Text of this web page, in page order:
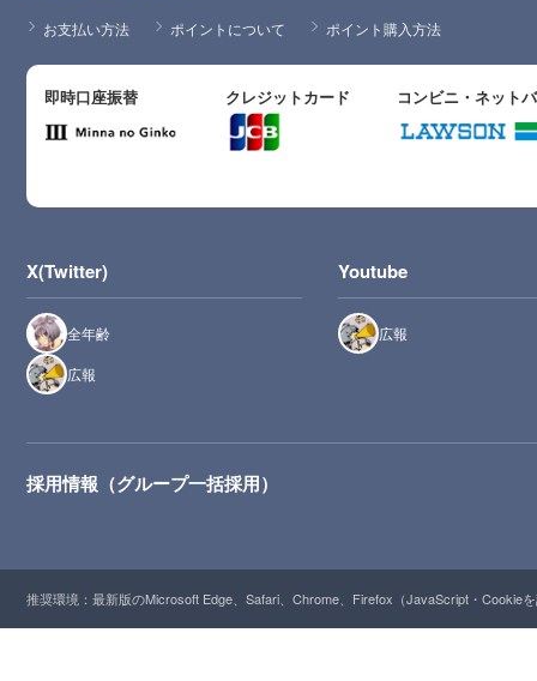
お支払い方法 ポイントについて ポイント購入方法
即時口座振替 クレジットカード コンビニ・ネット
X(Twitter)
全年齢
広報
Youtube
広報
採用情報（グループ一括採用）
推奨環境：最新版のMicrosoft Edge、Safari、Chrome、Firefox（JavaScript・Cookie